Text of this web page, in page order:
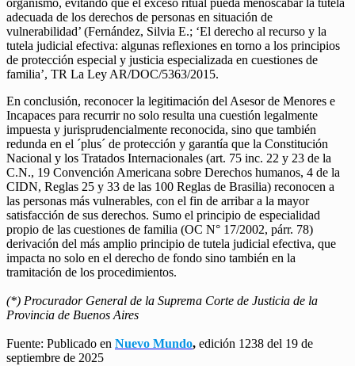
organismo, evitando que el exceso ritual pueda menoscabar la tutela
adecuada de los derechos de personas en situación de
vulnerabilidad’ (Fernández, Silvia E.; ‘El derecho al recurso y la
tutela judicial efectiva: algunas reflexiones en torno a los principios
de protección especial y justicia especializada en cuestiones de
familia’, TR La Ley AR/DOC/5363/2015.
En conclusión, reconocer la legitimación del Asesor de Menores e
Incapaces para recurrir no solo resulta una cuestión legalmente
impuesta y jurisprudencialmente reconocida, sino que también
redunda en el ´plus´ de protección y garantía que la Constitución
Nacional y los Tratados Internacionales (art. 75 inc. 22 y 23 de la
C.N., 19 Convención Americana sobre Derechos humanos, 4 de la
CIDN, Reglas 25 y 33 de las 100 Reglas de Brasilia) reconocen a
las personas más vulnerables, con el fin de arribar a la mayor
satisfacción de sus derechos. Sumo el principio de especialidad
propio de las cuestiones de familia (OC N° 17/2002, párr. 78)
derivación del más amplio principio de tutela judicial efectiva, que
impacta no solo en el derecho de fondo sino también en la
tramitación de los procedimientos.
(*) Procurador General de la Suprema Corte de Justicia de la
Provincia de Buenos Aires
Fuente: Publicado en Nuevo Mundo, edición 1238 del 19 de
septiembre de 2025